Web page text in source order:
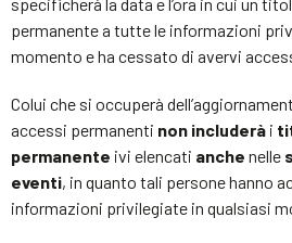
permanente a tutte le informazioni
momento e ha cessato di avervi
Colui che si occuperà
accessi permanenti non includerà i
permanente ivi elencati anche nelle
eventi, in quanto tali persone hanno
informazioni privilegiate in qualsiasi